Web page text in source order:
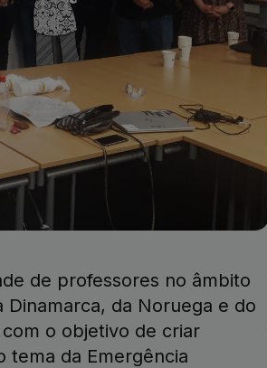
de professores no âmbito
da Noruega e do
o objetivo de criar
tema da Emergência